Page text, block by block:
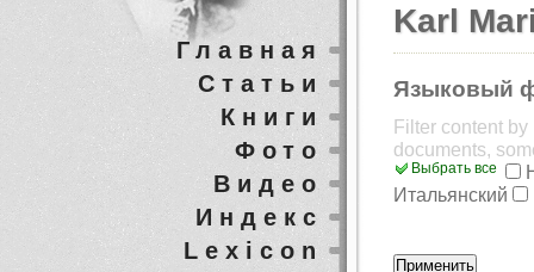
Karl
Языковый
Filter content
documents,
Выбрать все
Итальянский
Главная
Статьи
Книги
Фото
Видео
Индекс
Lexicon